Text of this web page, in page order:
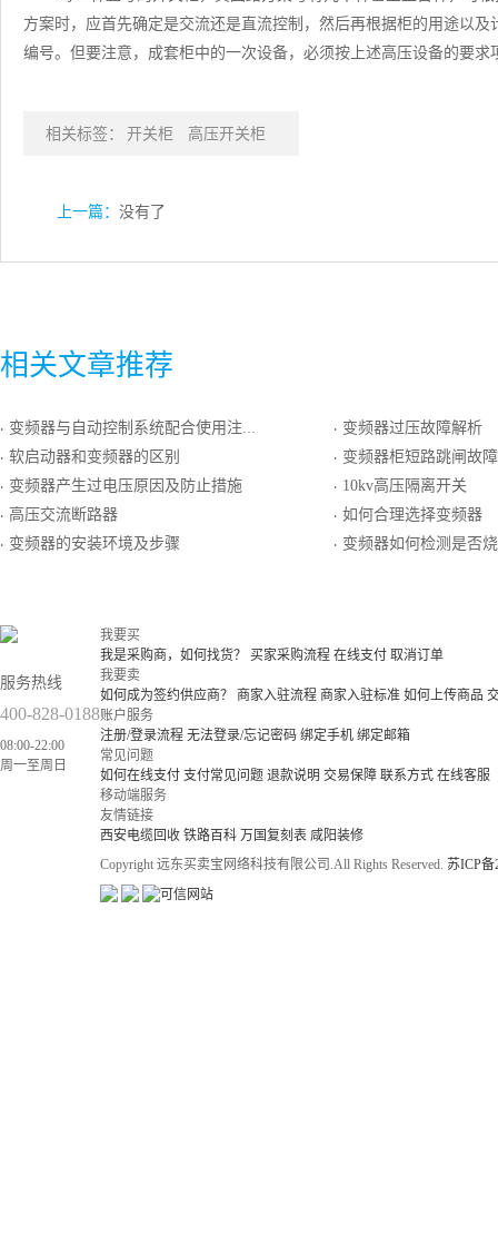
方案时，应首先确定是交流还是直流控制，然后再根据柜的用途以
编号。但要注意，成套柜中的一次设备，必须按上述高压设备的要求
相关标签： 开关柜 高压开关柜
上一篇： 没有了
相关文章推荐
· 变频器与自动控制系统配合使用注意事项
· 软启动器和变频器的区别
· 变频器产生过电压原因及防止措施
· 高压交流断路器
· 变频器的安装环境及步骤
· 变频器过压故障解析
· 变频器柜短路跳闸故障
· 10kv高压隔离开关
· 如何合理选择变频器
· 变频器如何检测是否
服务热线
400-828-0188
08:00-22:00
周一至周日
我要买
我是采购商，如何找货？
买家采购流程 在线支付 取消订单
我要卖
如何成为签约供应商？
商家入驻流程 商家入驻标准 如何上传商品
账户服务
注册/登录流程 无法登录/忘记密码 绑定手机 绑定邮箱
常见问题
如何在线支付 支付常见问题 退款说明 交易保障 联系方式 在线客服
移动端服务
友情链接
西安电缆回收 铁路百科 万国复刻表 咸阳装修
Copyright 远东买卖宝网络科技有限公司.All Rights Reserved. 苏ICP备